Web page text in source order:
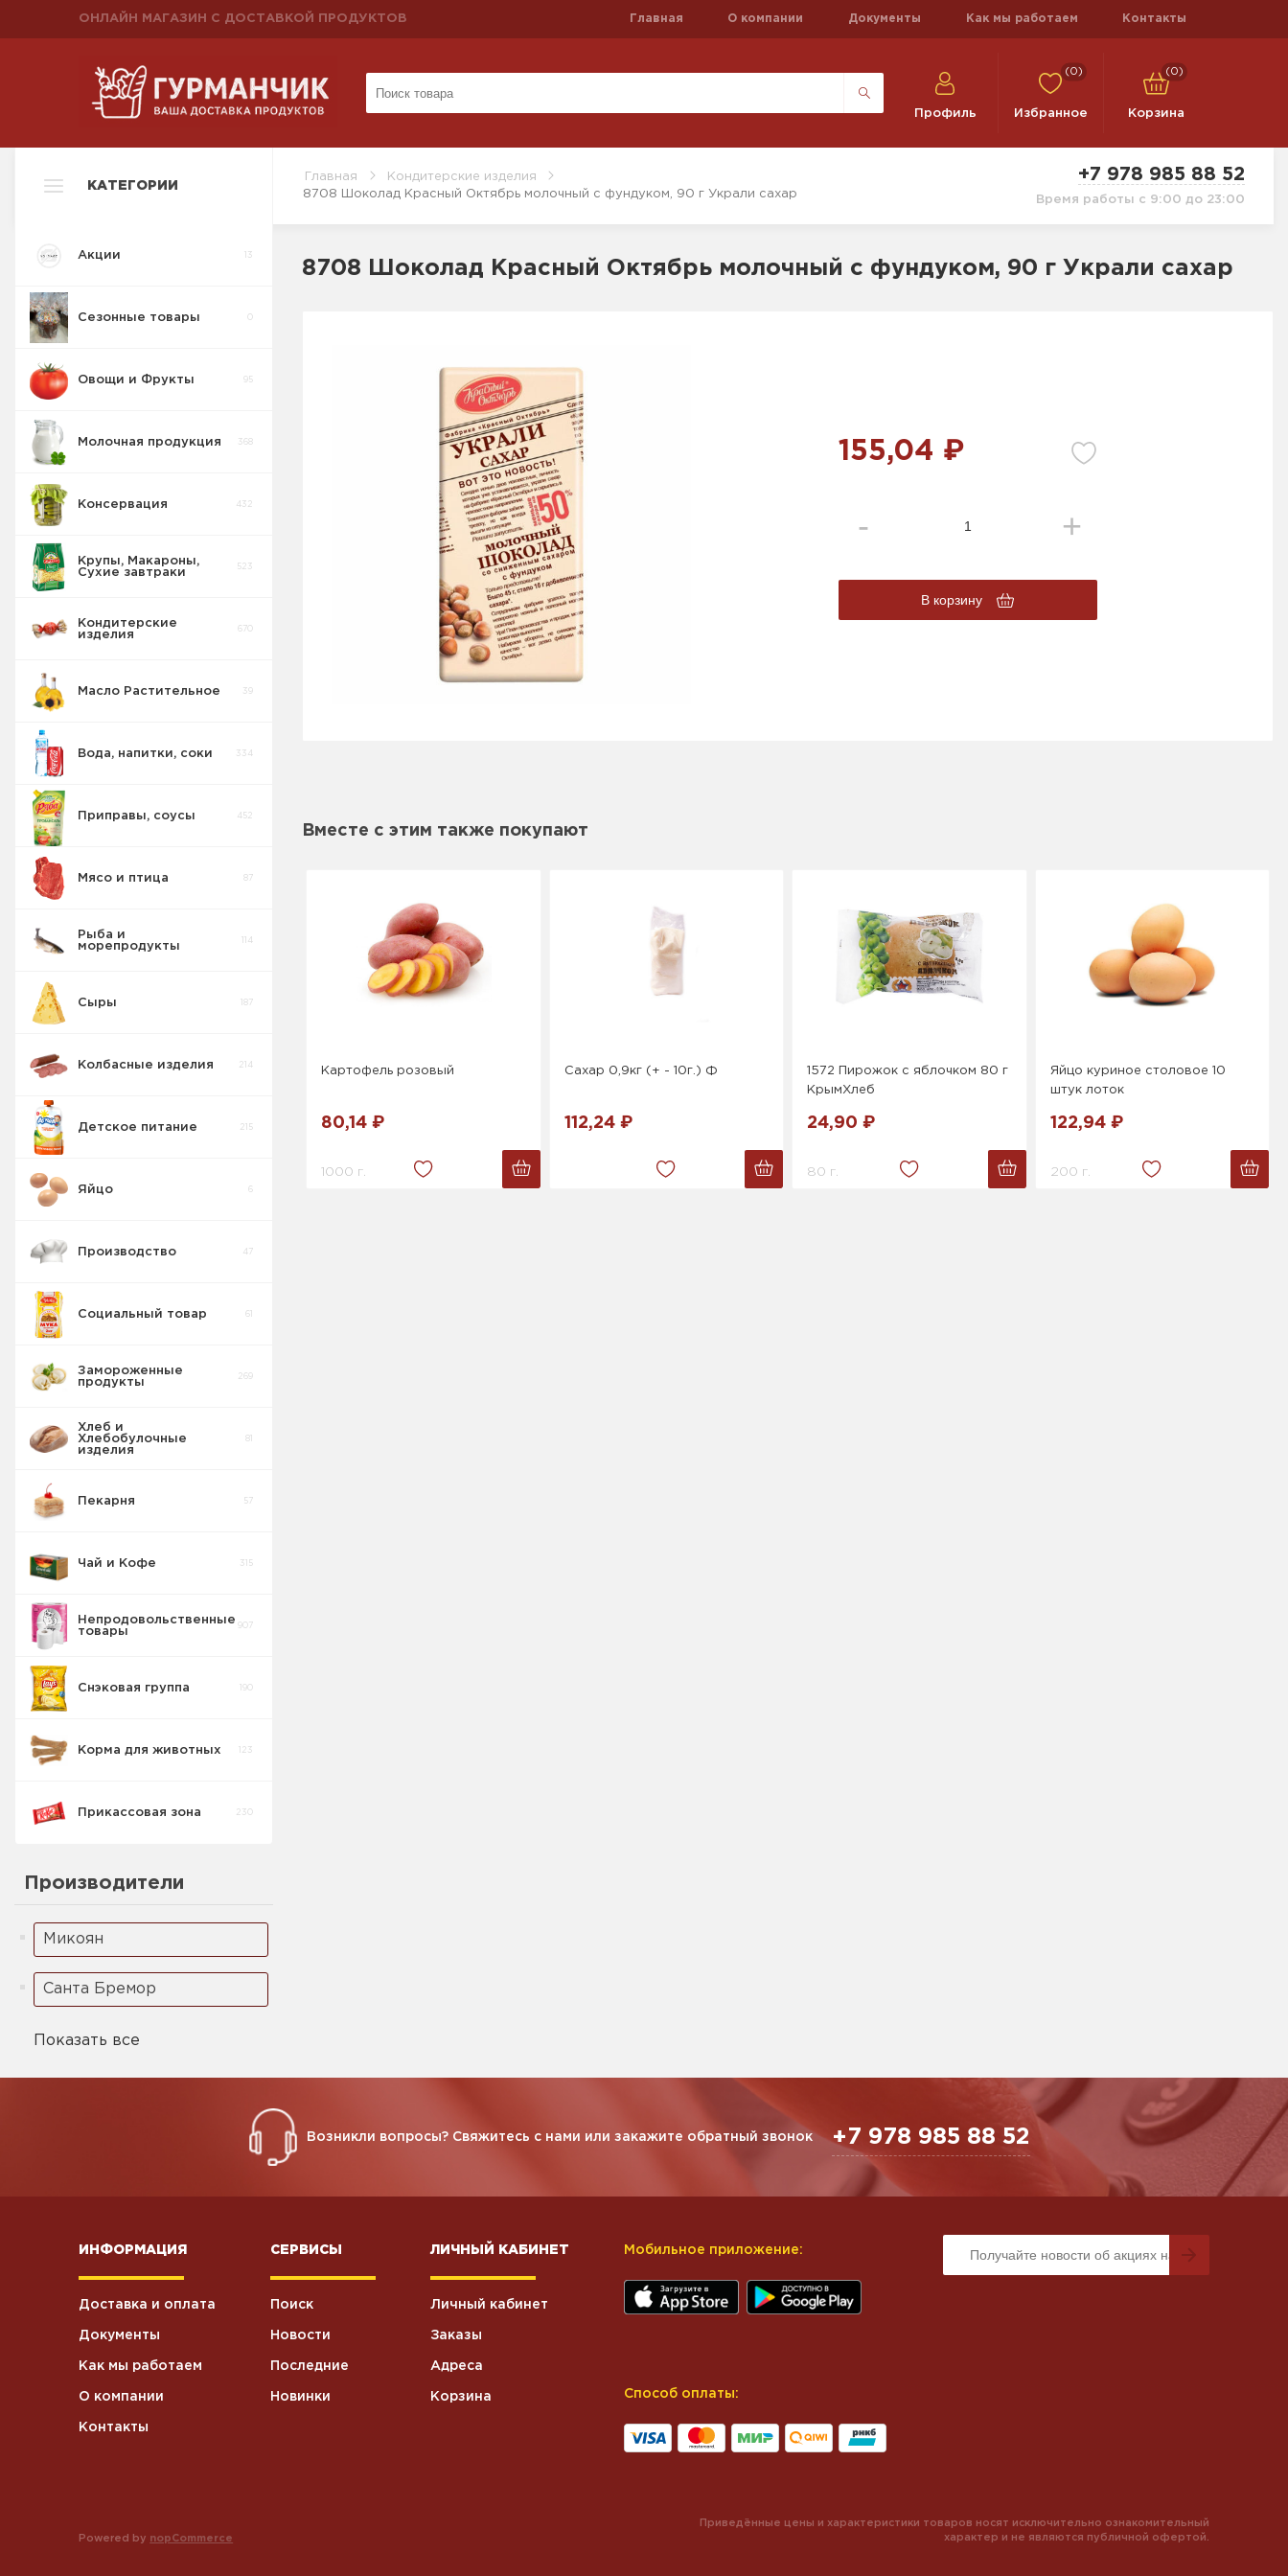
ОНЛАЙН МАГАЗИН С ДОСТАВКОЙ ПРОДУКТОВ Главная О компании Документы Как мы работаем Контакты
Профиль
(0)
Избранное
(0)
Корзина
Главная
Кондитерские изделия
8708 Шоколад Красный Октябрь молочный с фундуком, 90 г Украли сахар
+7 978 985 88 52
Время работы с 9:00 до 23:00
КАТЕГОРИИ
Акции 13
Сезонные товары
Овощи и Фрукты 95
Молочная продукция 368
Консервация 432
Крупы, Макароны,
Сухие завтраки
523
Кондитерские
изделия
670
Печенье
Изделия
Торты
Вафельные
изделия
Шоколадные
Конфеты
Сушка
Кукурузные
Масло Растительное 39
Вода, напитки, соки 334
Приправы, соусы 452
Мясо и птица 87
Рыба и
морепродукты
114
Сыры 187
Колбасные изделия 214
Детское питание 215
Яйцо 6
Производство 47
Социальный товар 61
Замороженные
продукты
269
Хлеб и
Хлебобулочные
изделия
81
Пекарня 57
Чай и Кофе 315
Непродовольственные
товары
907
Снэковая группа 190
Корма для животных 123
Прикассовая зона 230
Производители
Микоян
Санта Бремор
Показать все
8708 Шоколад Красный Октябрь молочный с фундуком, 90 г Украли сахар
155,04 ₽
В корзину
Вместе с этим также покупают
Картофель розовый
80,14 ₽
1000 г.
Сахар 0,9кг (+ - 10г.) Ф
112,24 ₽
1572 Пирожок с яблочком 80 г
КрымХлеб
24,90 ₽
80 г.
Яйцо куриное столовое 10
штук лоток
122,94 ₽
200 г.
Возникли вопросы? Свяжитесь с нами или закажите обратный звонок +7 978 985 88 52
ИНФОРМАЦИЯ
Доставка и оплата
Документы
Как мы работаем
О компании
Контакты
СЕРВИСЫ
Поиск
Новости
Последние
Новинки
ЛИЧНЫЙ КАБИНЕТ
Личный кабинет
Заказы
Адреса
Корзина
Мобильное приложение:
Способ оплаты:
Powered by nopCommerce
Приведённые цены и характеристики товаров носят исключительно ознакомительный
характер и не являются публичной офертой.